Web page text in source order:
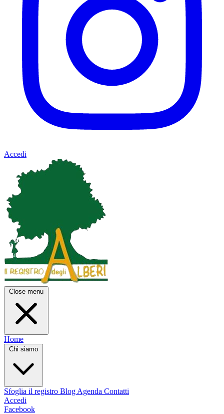
Accedi
Close menu
Home
Chi siamo
Sfoglia il registro Blog Agenda Contatti
Accedi
Facebook